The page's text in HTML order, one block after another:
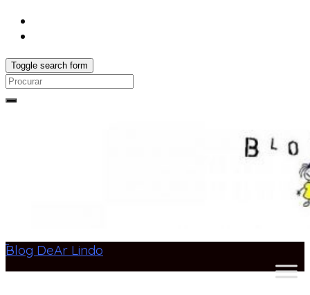
Toggle search form
Search
Blog DeAr Lindo